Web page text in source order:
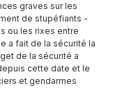
graves sur les
de stupéfiants -
ou les rixes entre
a fait de la sécurité la
de la sécurité a
cette date et le
et gendarmes